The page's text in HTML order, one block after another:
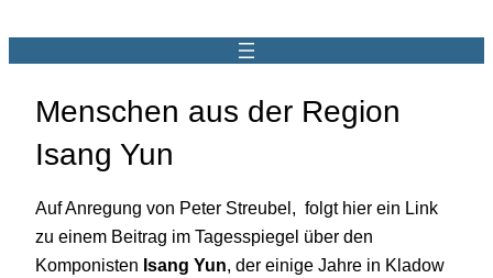
Menschen aus der Region
Isang Yun
Auf Anregung von Peter Streubel, folgt hier ein Link
zu einem Beitrag im Tagesspiegel über den
Komponisten Isang Yun, der einige Jahre in Kladow